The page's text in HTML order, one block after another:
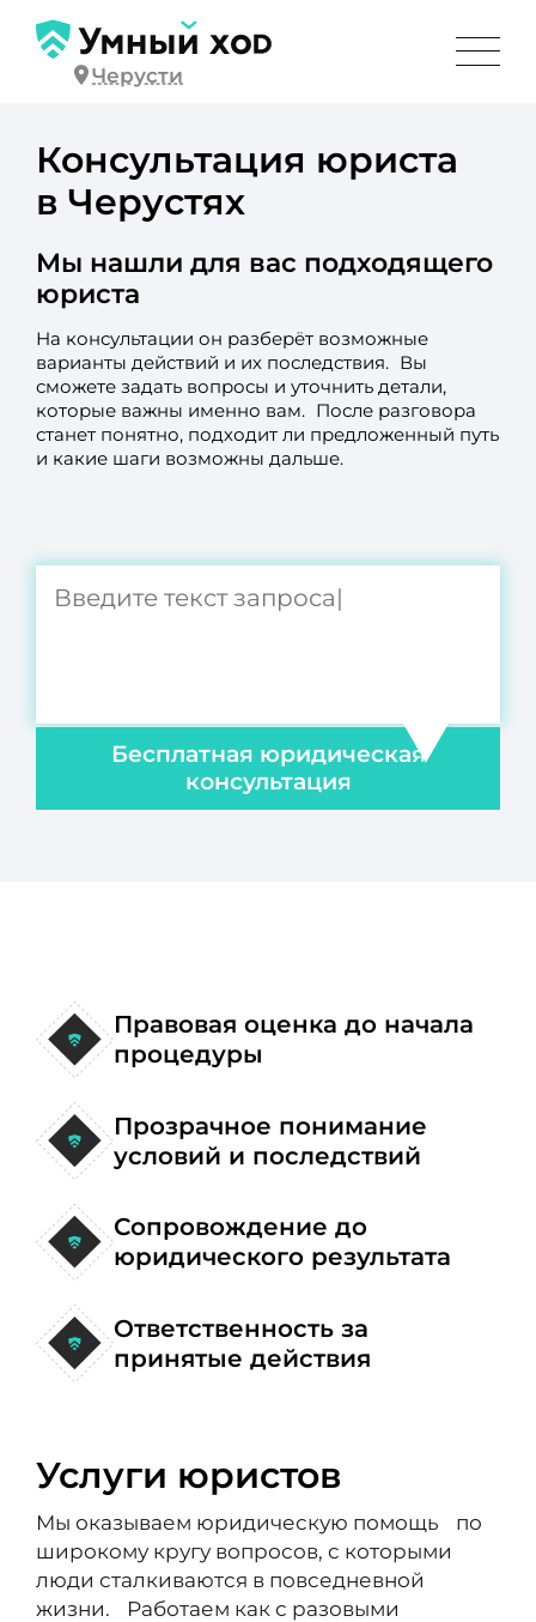
Черусти
Консультация юриста
в Черустях
Мы нашли для вас подходящего
юриста
На консультации он разберёт возможные
варианты действий и их последствия. Вы
сможете задать вопросы и уточнить детали,
которые важны именно вам. После разговора
станет понятно, подходит ли предложенный путь
и какие шаги возможны дальше.
Бесплатная юридическая
консультация
Правовая оценка до начала
процедуры
Прозрачное понимание
условий и последствий
Сопровождение до
юридического результата
Ответственность за
принятые действия
Услуги юристов
Мы оказываем юридическую помощь по
широкому кругу вопросов, с которыми
люди сталкиваются в повседневной
жизни. Работаем как с разовыми